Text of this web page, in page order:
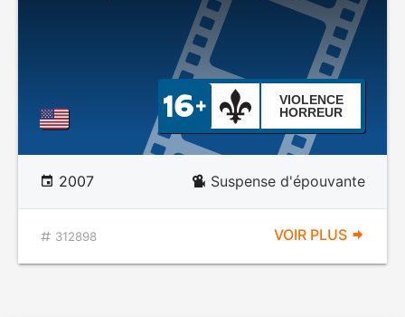
VIOLENCE
HORREUR
2007 Suspense d'épouvante
312898 VOIR PLUS